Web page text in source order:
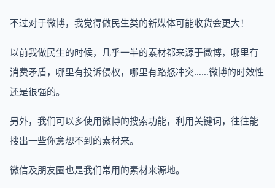
不过对于微博，我觉得做民生类的新媒体可能收货会更大！
以前我做民生的时候，几乎一半的素材都来源于微博，哪里有
消费矛盾，哪里有投诉侵权，哪里有路怒冲突……微博的时效性
还是很强的。
另外，我们可以多使用微博的搜索功能，利用关键词，往往能
搜出一些你意想不到的素材来。
微信及朋友圈也是我们常用的素材来源地。